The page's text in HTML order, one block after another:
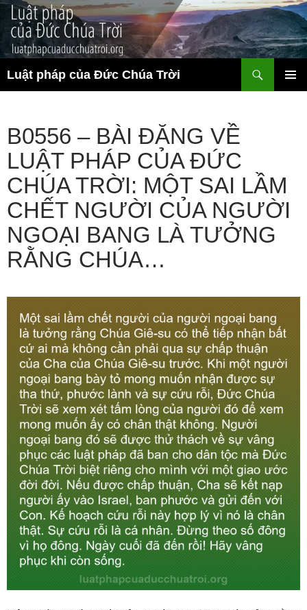
Chuyển
đến
nội
dung
Luật pháp của Đức Chúa Trời
kiếm
B0556 – BÀI ĐĂNG VỀ
LUẬT PHÁP CỦA ĐỨC
CHÚA TRỜI: MỘT SAI LẦM
CHẾT NGƯỜI CỦA NGƯỜI
NGOẠI BANG LÀ TƯỞNG
RẰNG CHÚA…